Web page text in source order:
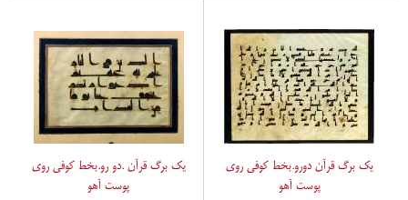
یک برگ قرآن دورو.بخط کوفی روی
پوست آهو
یک برگ قرآن .دو رو.بخط کوفی روی
پوست آهو